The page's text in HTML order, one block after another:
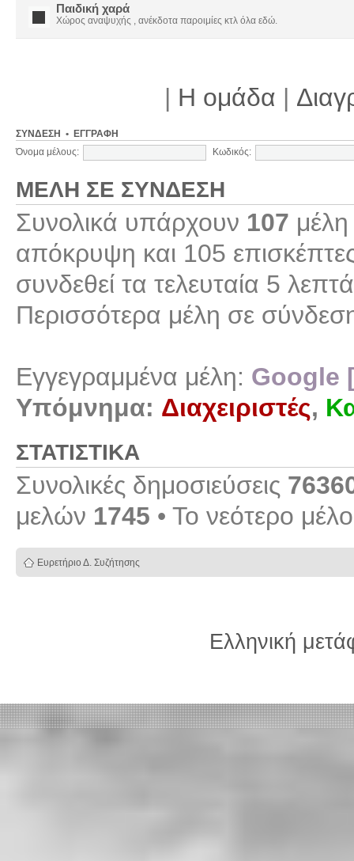
Παιδική χαρά
Χώρος αναψυχής , ανέκδοτα παροιμίες κτλ όλα εδώ.
| Η ομάδα |
ΣΎΝΔΕΣΗ • ΕΓΓΡΑΦΉ
Όνομα μέλους: Κωδικός:
ΜΈΛΗ ΣΕ ΣΎΝΔΕΣΗ
Συνολικά υπάρχουν 107
απόκρυψη και 105
συνδεθεί τα τελευταία 5
Περισσότερα μέλη σε
Εγγεγραμμένα μέλη: Google
Υπόμνημα: Διαχειριστές,
ΣΤΑΤΙΣΤΙΚΆ
Συνολικές δημοσιεύσεις
μελών 1745 • Το νεότερο
Ευρετήριο Δ. Συζήτησης
Ελληνική